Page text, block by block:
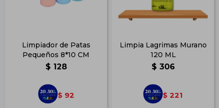
Limpiador de Patas
Pequeños 8*10 CM
$ 128
$ 92
Limpia Lagrimas Murano
120 ML
$ 306
$ 221